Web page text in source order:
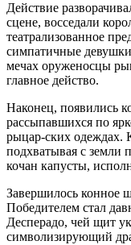
Действие
сцене, восседали
театрализованное
симпатичные
мечах оруженосцы
главное действо.
Наконец, появились
рассыпавшихся по
рыцар-ских одеждах.
подхватывая с земли
кочан капусты,
Завершилось конное
Победителем стал
Десперадо, чей щит
символизирующий